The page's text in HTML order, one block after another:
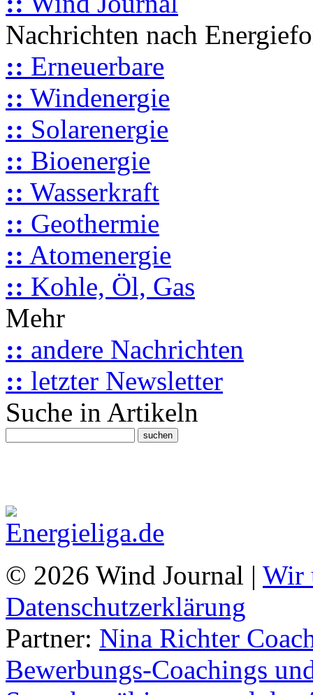
Nachrichten nach
:: Erneuerbare
:: Windenergie
:: Solarenergie
:: Bioenergie
:: Wasserkraft
:: Geothermie
:: Atomenergie
:: Kohle, Öl, Gas
Mehr
:: andere Nachrichten
:: letzter Newsletter
Suche in Artikeln
© 2026 Wind Journal | Wir
Datenschutzerklärung
Partner: Nina Richter
Bewerbungs-Coachings